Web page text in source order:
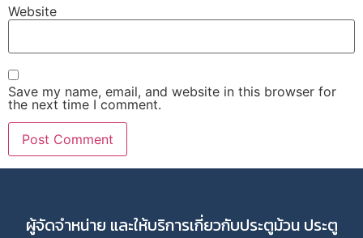
Website
Save my name, email, and website in this browser for
the next time I comment.
ผู้จัดจำหน่าย และให้บริการเกี่ยวกับประตูม้วน ประตู